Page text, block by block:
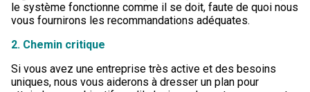
le système fonctionne comme il se doit, faute de quoi nous
vous fournirons les recommandations adéquates.
2. Chemin critique
Si vous avez une entreprise très active et des besoins
uniques, nous vous aiderons à dresser un plan pour